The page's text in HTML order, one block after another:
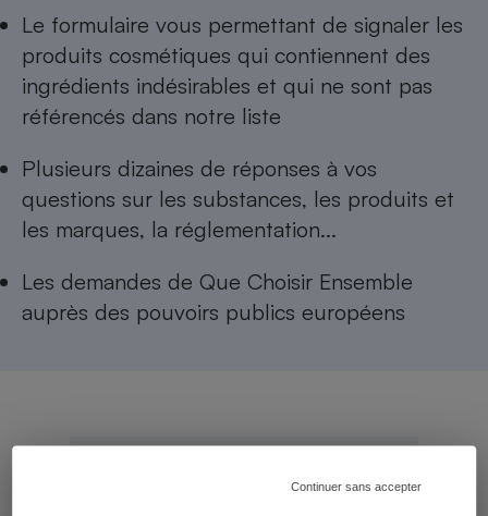
Continuer sans accepter
Le formulaire vous permettant de signaler les
produits cosmétiques qui contiennent des
ingrédients indésirables et qui ne sont pas
référencés dans notre liste
Plusieurs dizaines de réponses à vos
questions sur les substances, les produits et
les marques, la réglementation...
Les demandes de Que Choisir Ensemble
auprès des pouvoirs publics européens
Abonnez-vous !
Que Choisir Santé